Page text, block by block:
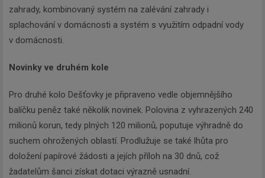
zahrady, kombinovaný systém na zalévání zahrady i
splachování v domácnosti a systém s využitím odpadní vody
v domácnosti.
Novinky ve druhém kole
Pro druhé kolo Dešťovky je připraveno vedle objemnějšího
balíčku peněz také několik novinek. Polovina z vyhrazených 240
milionů korun, tedy plných 120 milionů, poputuje výhradně do
suchem ohrožených oblastí. Prodlužuje se také lhůta pro
doložení papírové žádosti a jejích příloh na 30 dnů, což
žadatelům šanci získat dotaci výrazně usnadní.